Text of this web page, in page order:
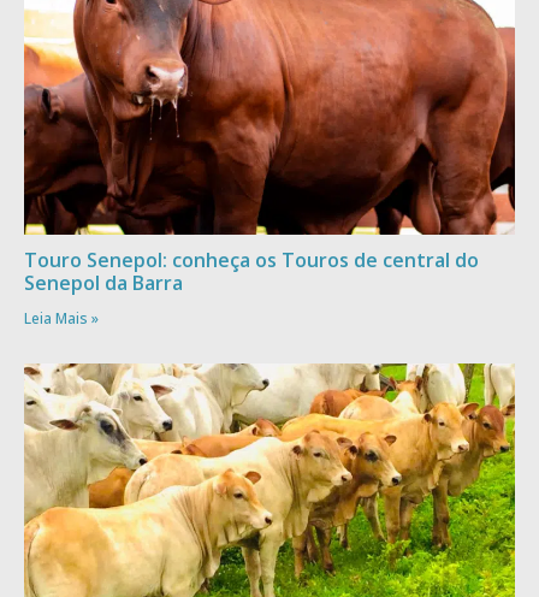
Touro Senepol: conheça os Touros de central do
Senepol da Barra
Leia Mais »